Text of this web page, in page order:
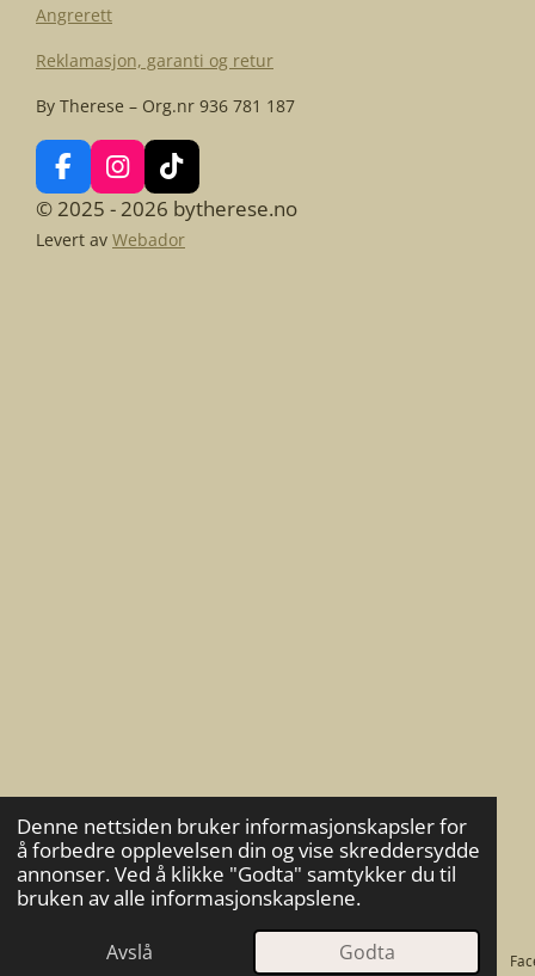
Denne nettsiden bruker informasjonskapsler for
å forbedre opplevelsen din og vise skreddersydde
annonser. Ved å klikke "Godta" samtykker du til
bruken av alle informasjonskapslene.
Avslå Godta
Angrerett
Reklamasjon, garanti og retur
By Therese – Org.nr 936 781 187
F
a
c
e
I
n
s
t
T
i
k
T
© 2025 - 2026 bytherese.no
Levert av Webador
E-post Kart